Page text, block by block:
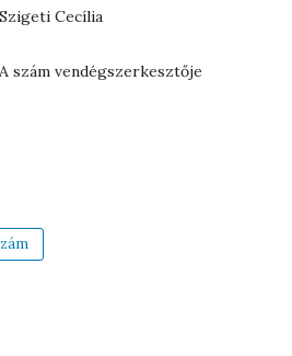
Cecília